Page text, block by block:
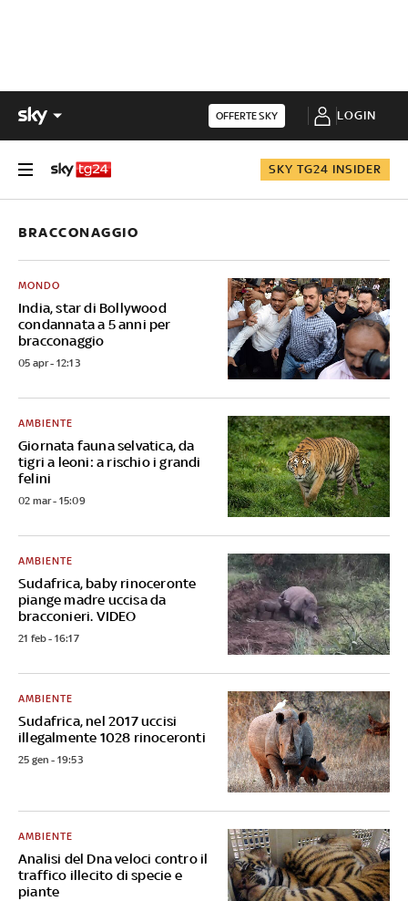
OFFERTE SKY LOGIN
SKY TG24 INSIDER
BRACCONAGGIO
India, star di Bollywood
condannata a 5 anni per
bracconaggio
MONDO
05 apr - 12:13
Giornata fauna selvatica, da
tigri a leoni: a rischio i grandi
felini
AMBIENTE
02 mar - 15:09
Sudafrica, baby rinoceronte
piange madre uccisa da
bracconieri. VIDEO
AMBIENTE
21 feb - 16:17
Sudafrica, nel 2017 uccisi
illegalmente 1028 rinoceronti
AMBIENTE
25 gen - 19:53
Analisi del Dna veloci contro il
traffico illecito di specie e
piante
AMBIENTE